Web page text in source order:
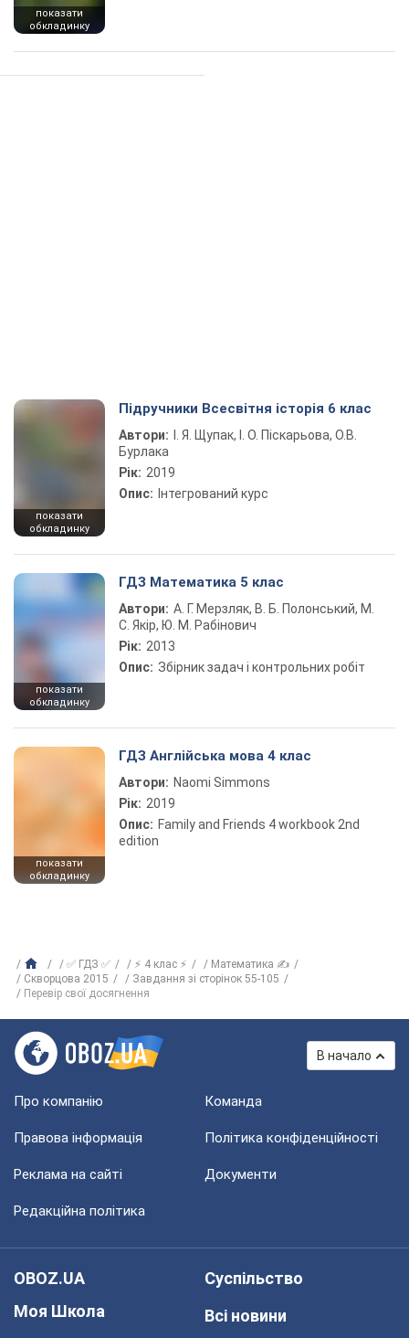
показати
обкладинку
показати
обкладинку
Підручники Всесвітня історія 6 клас
Автори:
І. Я. Щупак, І. О. Піскарьова, О.В.
Бурлака
Рік: 2019
Опис: Інтегрований курс
показати
обкладинку
ГДЗ Математика 5 клас
Автори: А. Г. Мерзляк, В. Б. Полонський, М.
С. Якір, Ю. М. Рабінович
Рік: 2013
Опис: Збірник задач і контрольних робіт
показати
обкладинку
ГДЗ Англійська мова 4 клас
Автори: Naomi Simmons
Рік: 2019
Опис: Family and Friends 4 workbook 2nd
edition
✅ ГДЗ ✅ ⚡ 4 клас ⚡
Математика ✍
Скворцова 2015
Завдання зі сторінок 55-105
Перевір свої досягнення
В начало
Про компанію Команда
Правова інформація Політика конфіденційності
Реклама на сайті Документи
Редакційна політика
OBOZ.UA
Моя Школа
Суспільство
Всі новини